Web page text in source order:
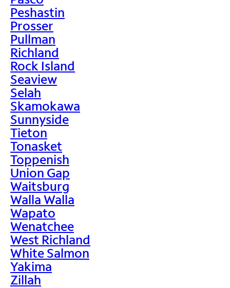
Peshastin
Prosser
Pullman
Richland
Rock Island
Seaview
Selah
Skamokawa
Sunnyside
Tieton
Tonasket
Toppenish
Union Gap
Waitsburg
Walla Walla
Wapato
Wenatchee
West Richland
White Salmon
Yakima
Zillah